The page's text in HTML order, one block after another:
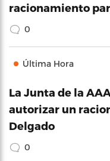
racionamiento
0
Última Hora
La Junta de la
autorizar un
Delgado
0